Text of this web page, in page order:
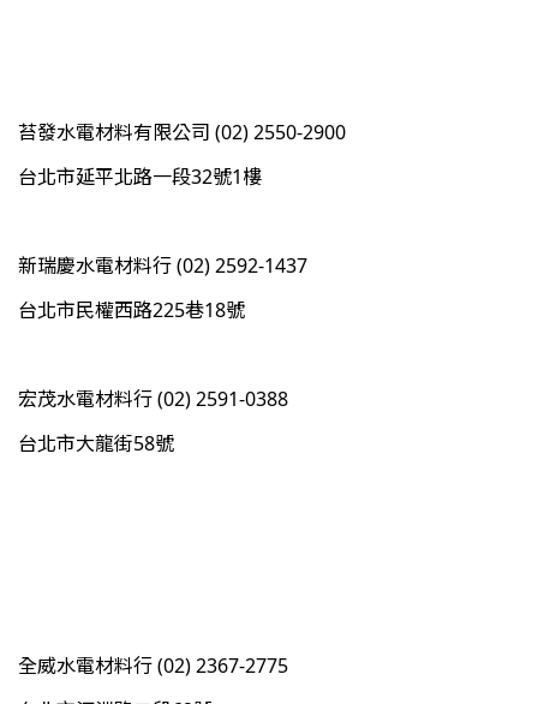
苔發水電材料有限公司 (02) 2550-2900
台北市延平北路一段32號1樓
新瑞慶水電材料行 (02) 2592-1437
台北市民權西路225巷18號
宏茂水電材料行 (02) 2591-0388
台北市大龍街58號
全威水電材料行 (02) 2367-2775